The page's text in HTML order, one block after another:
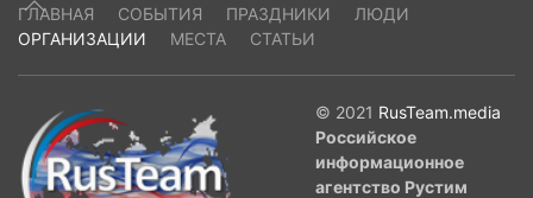
ГЛАВНАЯ СОБЫТИЯ ПРАЗДНИКИ
ЛЮДИ
ОРГАНИЗАЦИИ
МЕСТА СТАТЬИ
© 2021 RusTeam.media
Российское
информационное
агентство Рустим